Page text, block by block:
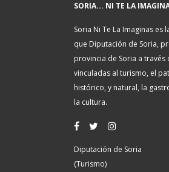
SORIA... NI TE LA
Soria Ni Te La Imaginas es
que Diputación de Soria,
provincia de Soria a través
vinculadas al turismo, el
histórico, y natural, la
la cultura.
Diputación de Soria
(Turismo)